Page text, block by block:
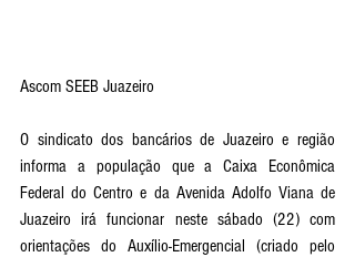
Ascom SEEB Juazeiro
O sindicato dos bancários de Juazeiro e região
informa a população que a Caixa Econômica
Federal do Centro e da Avenida Adolfo Viana de
Juazeiro irá funcionar neste sábado (22) com
orientações do Auxílio-Emergencial (criado pelo